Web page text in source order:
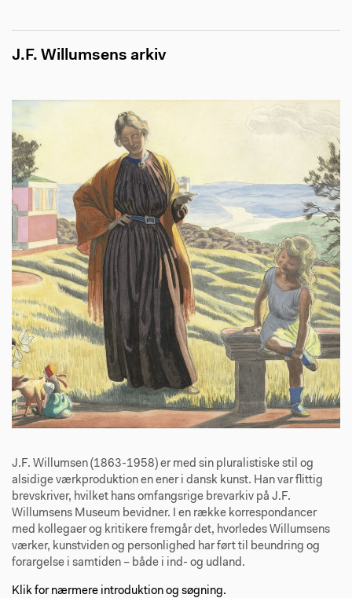
J.F. Willumsens arkiv
J.F. Willumsen (1863-1958) er med sin pluralistiske stil og
alsidige værkproduktion en ener i dansk kunst. Han var flittig
brevskriver, hvilket hans omfangsrige brevarkiv på J.F.
Willumsens Museum bevidner. I en række korrespondancer
med kollegaer og kritikere fremgår det, hvorledes Willumsens
værker, kunstviden og personlighed har ført til beundring og
forargelse i samtiden – både i ind- og udland.
Klik for nærmere introduktion og søgning.